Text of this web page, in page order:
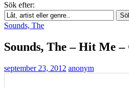
Sök efter:
Sounds, The
Sounds, The – Hit Me
september 23, 2012 anonym